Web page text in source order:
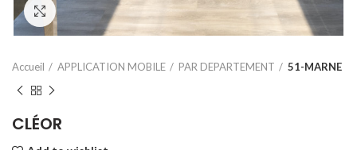
Click to enlarge
Accueil APPLICATION MOBILE PAR DEPARTEMENT 51-MARNE
CLÉOR